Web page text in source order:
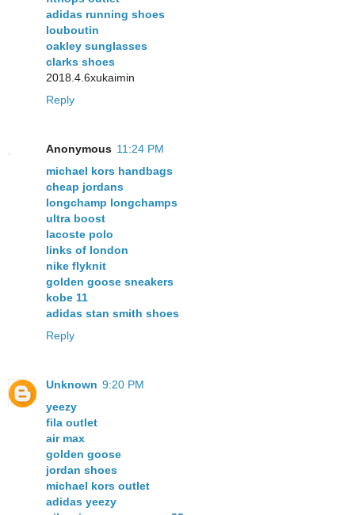
adidas running shoes
louboutin
oakley sunglasses
clarks shoes
2018.4.6xukaimin
Reply
Anonymous 11:24 PM
michael kors handbags
cheap jordans
longchamp longchamps
ultra boost
lacoste polo
links of london
nike flyknit
golden goose sneakers
kobe 11
adidas stan smith shoes
Reply
Unknown 9:20 PM
yeezy
fila outlet
air max
golden goose
jordan shoes
michael kors outlet
adidas yeezy